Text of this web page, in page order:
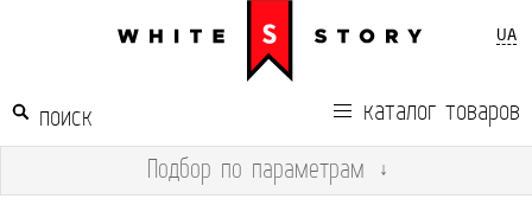
UA
каталог товаров
Подбор по параметрам ↓